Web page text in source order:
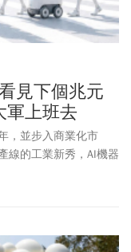
見下個兆元
軍上班去
，並步入商業化市
線的工業新秀，AI機器
元級賽局與紅色供應